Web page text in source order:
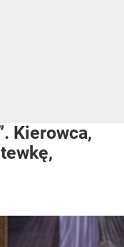
Kierowca,